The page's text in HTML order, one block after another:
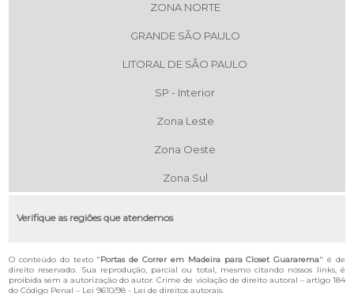
ZONA NORTE
GRANDE SÃO PAULO
LITORAL DE SÃO PAULO
SP - Interior
Zona Leste
Zona Oeste
Zona Sul
Verifique as regiões que atendemos
O conteúdo do texto "Portas de Correr em Madeira para Closet Guararema" é de
direito reservado. Sua reprodução, parcial ou total, mesmo citando nossos links, é
proibida sem a autorização do autor. Crime de violação de direito autoral – artigo 184
do Código Penal – Lei 9610/98 - Lei de direitos autorais.